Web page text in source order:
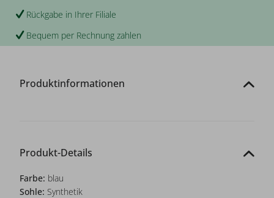
Rückgabe in Ihrer Filiale
Bequem per Rechnung zahlen
Produktinformationen
Produkt-Details
Farbe: blau
Sohle: Synthetik